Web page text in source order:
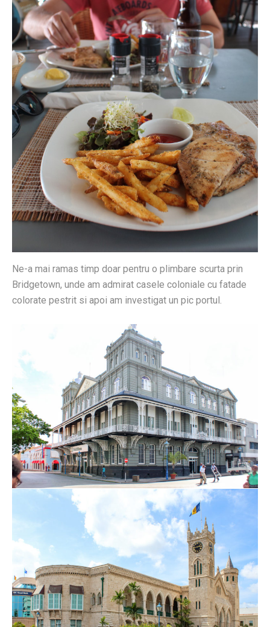
Ne-a mai ramas timp doar pentru o plimbare scurta prin
Bridgetown, unde am admirat casele coloniale cu fatade
colorate pestrit si apoi am investigat un pic portul.